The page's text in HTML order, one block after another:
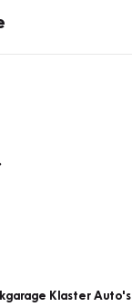
Klaster Auto's